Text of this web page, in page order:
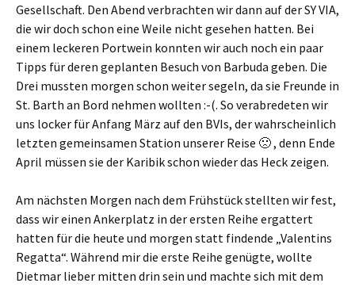
Gesellschaft. Den Abend verbrachten wir dann auf der SY VIA,
die wir doch schon eine Weile nicht gesehen hatten. Bei
einem leckeren Portwein konnten wir auch noch ein paar
Tipps für deren geplanten Besuch von Barbuda geben. Die
Drei mussten morgen schon weiter segeln, da sie Freunde in
St. Barth an Bord nehmen wollten :-(. So verabredeten wir
uns locker für Anfang März auf den BVIs, der wahrscheinlich
letzten gemeinsamen Station unserer Reise 🙁 , denn Ende
April müssen sie der Karibik schon wieder das Heck zeigen.
Am nächsten Morgen nach dem Frühstück stellten wir fest,
dass wir einen Ankerplatz in der ersten Reihe ergattert
hatten für die heute und morgen statt findende „Valentins
Regatta“. Während mir die erste Reihe genügte, wollte
Dietmar lieber mitten drin sein und machte sich mit dem